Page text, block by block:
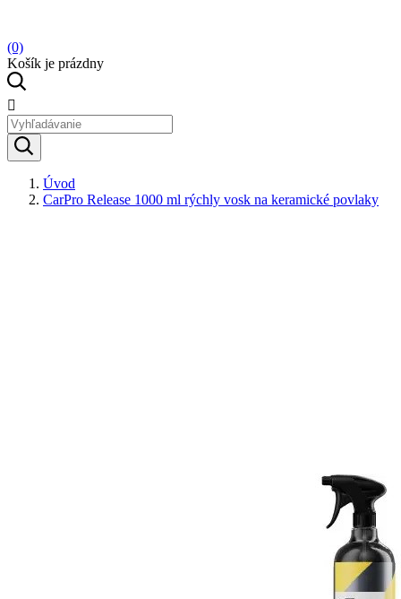
(0)
Košík je prázdny

Úvod
CarPro Release 1000 ml rýchly vosk na keramické povlaky